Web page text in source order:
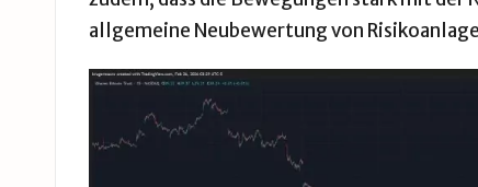
allgemeine Neubewertung von